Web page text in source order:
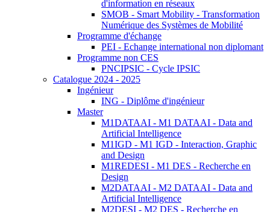
d'information en réseaux
SMOB - Smart Mobility - Transformation
Numérique des Systèmes de Mobilité
Programme d'échange
PEI - Echange international non diplomant
Programme non CES
PNCIPSIC - Cycle IPSIC
Catalogue 2024 - 2025
Ingénieur
ING - Diplôme d'ingénieur
Master
M1DATAAI - M1 DATAAI - Data and
Artificial Intelligence
M1IGD - M1 IGD - Interaction, Graphic
and Design
M1REDESI - M1 DES - Recherche en
Design
M2DATAAI - M2 DATAAI - Data and
Artificial Intelligence
M2DESI - M2 DES - Recherche en